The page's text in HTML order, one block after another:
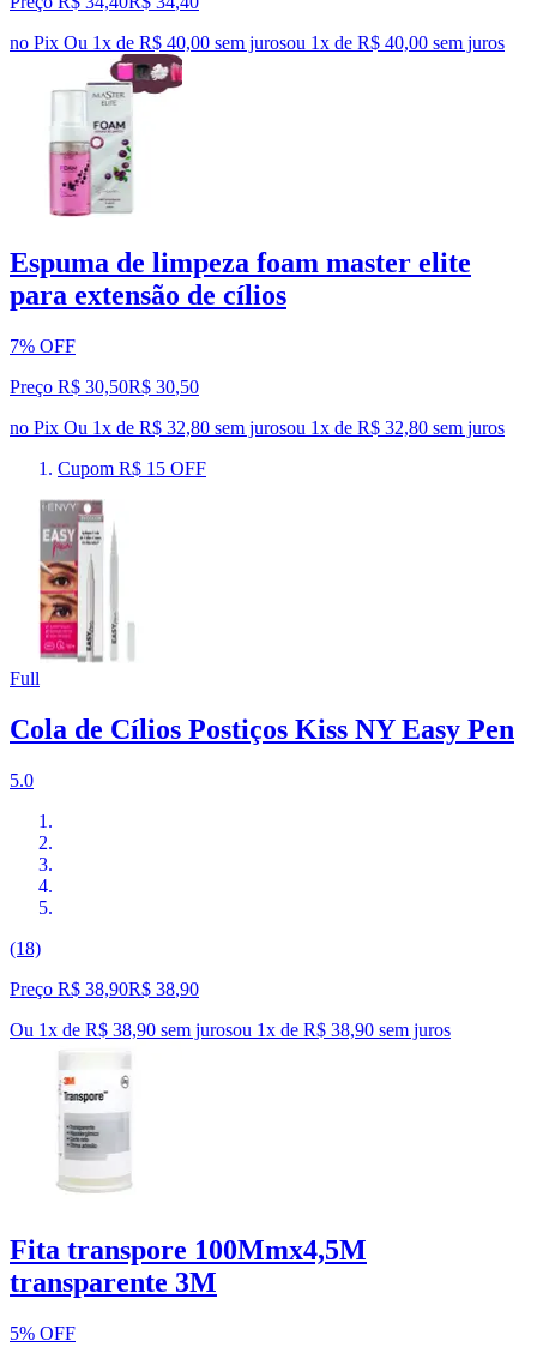
no Pix Ou 1x de R$ 40,00 sem jurosou 1x de R$ 40,00 sem juros
Espuma de limpeza foam master elite
para extensão de cílios
7% OFF
Preço R$ 30,50R$ 30,50
no Pix Ou 1x de R$ 32,80 sem jurosou 1x de R$ 32,80 sem juros
Cupom R$ 15 OFF
Full
Cola de Cílios Postiços Kiss NY Easy Pen
5.0
(18)
Preço R$ 38,90R$ 38,90
Ou 1x de R$ 38,90 sem jurosou 1x de R$ 38,90 sem juros
Fita transpore 100Mmx4,5M
transparente 3M
5% OFF